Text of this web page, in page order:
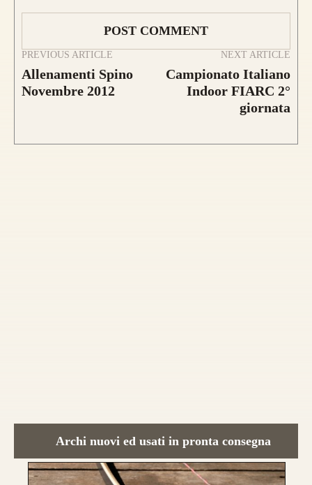
PREVIOUS ARTICLE
Allenamenti Spino
Novembre 2012
NEXT ARTICLE
Campionato Italiano
Indoor FIARC 2°
giornata
Archi nuovi ed usati in pronta consegna